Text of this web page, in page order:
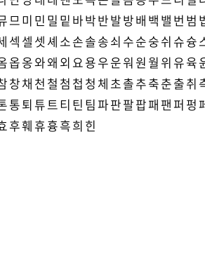
므미 민 밀 밑 바박반발방배 백 밸 번 범
섹 셀 셋 셰 소손솔송쇠 수순숭쉬 슈슝
옵옹와왜 외 요용우운워 원 월 위 유육
창채 천 철 첨 첩 청 체 초촐추축춘출취
통퇴 튜트티 틴 팀파판팔팝패 팬 퍼 펑
후훼 휴흉흑희 힌